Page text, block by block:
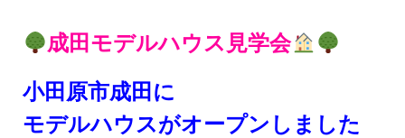
成田モデルハウス見学会
小田原市成田に
モデルハウスがオープンしました